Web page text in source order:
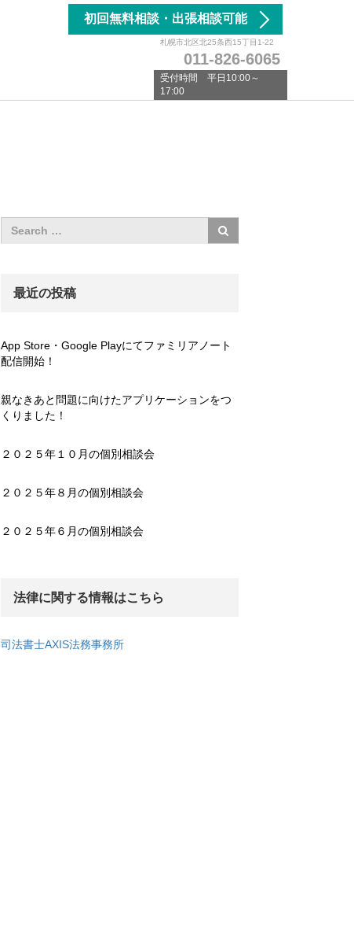
初回無料相談・出張相談可能
札幌市北区北25条西15丁目1-22
011-826-6065
受付時間 平日10:00～
17:00
最近の投稿
App Store・Google Playにてファミリアノート
配信開始！
親なきあと問題に向けたアプリケーションをつ
くりました！
２０２５年１０月の個別相談会
２０２５年８月の個別相談会
２０２５年６月の個別相談会
法律に関する情報はこちら
司法書士AXIS法務事務所